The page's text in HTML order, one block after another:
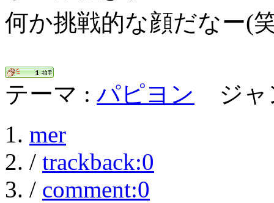
何か挑戦的な顔だなー(
テーマ : パピヨン ジャ
mer
/ trackback:0
/ comment:0